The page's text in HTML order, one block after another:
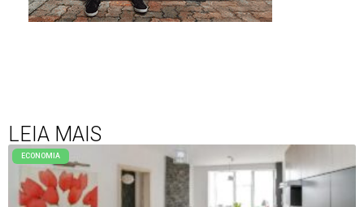
LEIA MAIS
ECONOMIA